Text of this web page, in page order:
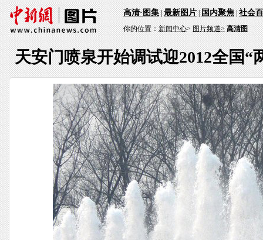
高清·图集|最新图片|国内聚焦|社会
你的位置：新闻中心>图片频道> 高清图
天安门喷泉开始调试迎2012全国“